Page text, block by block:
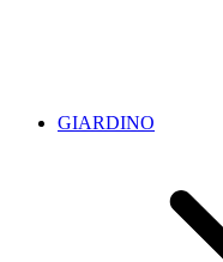
GIARDINO